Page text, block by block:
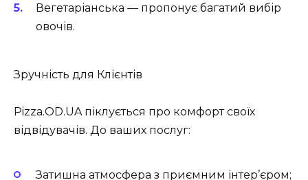
Вегетаріанська — пропонує багатий вибір
овочів.
Зручність для Клієнтів
Pizza.OD.UA піклується про комфорт своїх
відвідувачів. До ваших послуг:
Затишна атмосфера з приємним інтер’єром;